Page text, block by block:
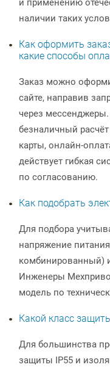
и применению
наличии таких
Как оформить
какие способы
Заказ можно
сайте, направив
через
безналичный
карты, онлайн-
действует гибкая
по согласованию.
Как подобрать
Для подбора
напряжение
комбинированный)
Инженеры
модель по
Какой класс
Для большинства
защиты IP55 и